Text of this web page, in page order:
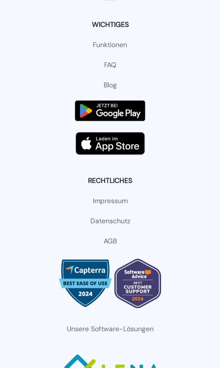
WICHTIGES
Funktionen
FAQ
Blog
RECHTLICHES
Impressum
Datenschutz
AGB
Unsere Software-Lösungen